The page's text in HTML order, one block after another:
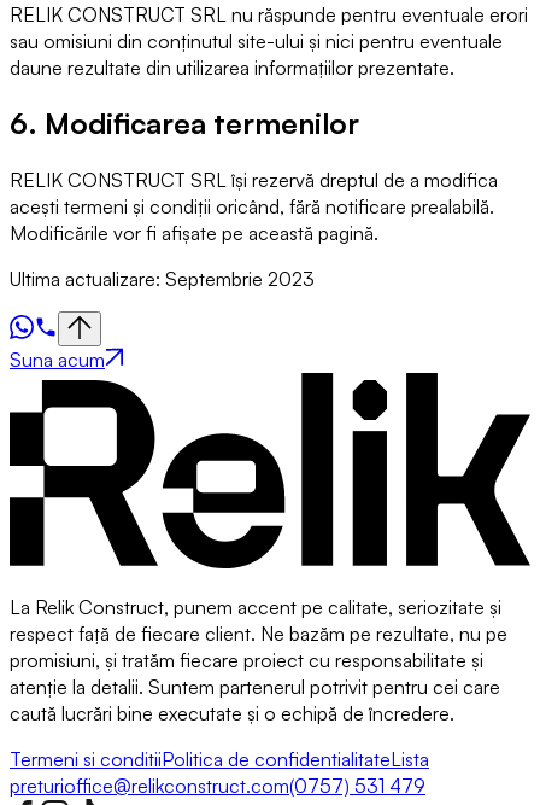
RELIK CONSTRUCT SRL nu răspunde pentru eventuale erori
sau omisiuni din conținutul site-ului și nici pentru eventuale
daune rezultate din utilizarea informațiilor prezentate.
6. Modificarea termenilor
RELIK CONSTRUCT SRL își rezervă dreptul de a modifica
acești termeni și condiții oricând, fără notificare prealabilă.
Modificările vor fi afișate pe această pagină.
Ultima actualizare: Septembrie 2023
Suna acum
La Relik Construct, punem accent pe calitate, seriozitate și
respect față de fiecare client. Ne bazăm pe rezultate, nu pe
promisiuni, și tratăm fiecare proiect cu responsabilitate și
atenție la detalii. Suntem partenerul potrivit pentru cei care
caută lucrări bine executate și o echipă de încredere.
Termeni si conditiiPolitica de confidentialitateLista
preturioffice@relikconstruct.com(0757) 531 479